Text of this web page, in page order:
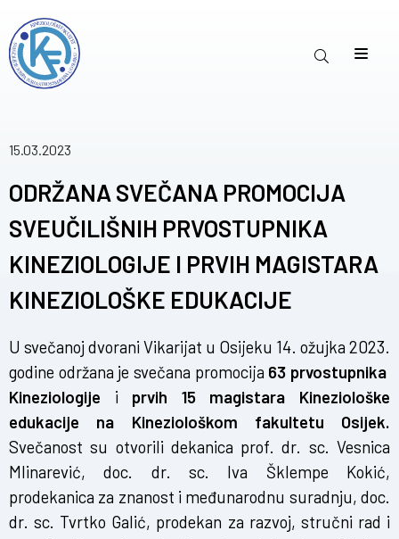
15.03.2023
ODRŽANA SVEČANA PROMOCIJA
SVEUČILIŠNIH PRVOSTUPNIKA
KINEZIOLOGIJE I PRVIH MAGISTARA
KINEZIOLOŠKE EDUKACIJE
U svečanoj dvorani Vikarijat u Osijeku 14. ožujka 2023.
godine održana je svečana promocija 63 prvostupnika
Kineziologije i prvih 15 magistara Kineziološke
edukacije na Kineziološkom fakultetu Osijek.
Svečanost su otvorili dekanica prof. dr. sc. Vesnica
Mlinarević, doc. dr. sc. Iva Šklempe Kokić,
prodekanica za znanost i međunarodnu suradnju, doc.
dr. sc. Tvrtko Galić, prodekan za razvoj, stručni rad i